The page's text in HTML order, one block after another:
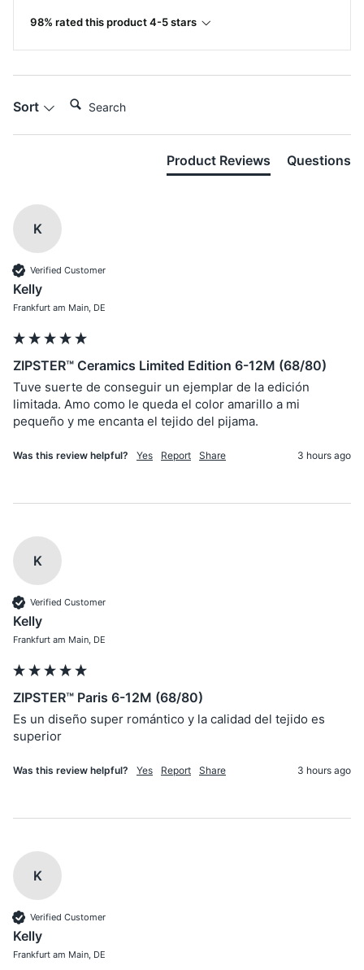
98% rated this product 4-5 stars
Sort
Product Reviews Questions
K
Verified Customer
Kelly
Frankfurt am Main, DE
ZIPSTER™ Ceramics Limited Edition 6-12M (68/80)
Tuve suerte de conseguir un ejemplar de la edición
limitada. Amo como le queda el color amarillo a mi
pequeño y me encanta el tejido del pijama.
Was this review helpful? Yes Report Share 3 hours ago
K
Verified Customer
Kelly
Frankfurt am Main, DE
ZIPSTER™ Paris 6-12M (68/80)
Es un diseño super romántico y la calidad del tejido es
superior
Was this review helpful? Yes Report Share 3 hours ago
K
Verified Customer
Kelly
Frankfurt am Main, DE